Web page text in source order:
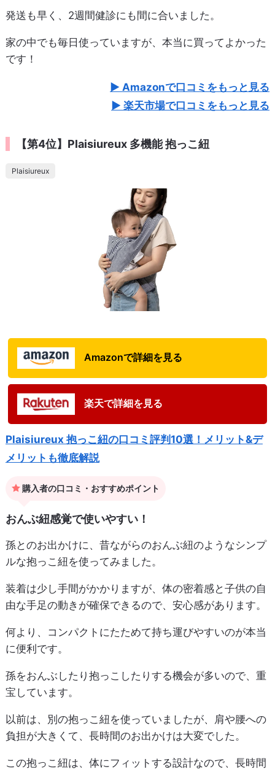
発送も早く、2週間健診にも間に合いました。
家の中でも毎日使っていますが、本当に買ってよかった
です！
Amazonで口コミをもっと見る
楽天市場で口コミをもっと見る
【第4位】Plaisiureux 多機能 抱っこ紐
Plaisiureux
Amazonで詳細を見る
楽天で詳細を見る
Plaisiureux 抱っこ紐の口コミ評判10選！メリット&デ
メリットも徹底解説
購入者の口コミ・おすすめポイント
おんぶ紐感覚で使いやすい！
孫とのお出かけに、昔ながらのおんぶ紐のようなシンプ
ルな抱っこ紐を使ってみました。
装着は少し手間がかかりますが、体の密着感と子供の自
由な手足の動きが確保できるので、安心感があります。
何より、コンパクトにたためて持ち運びやすいのが本当
に便利です。
孫をおんぶしたり抱っこしたりする機会が多いので、重
宝しています。
以前は、別の抱っこ紐を使っていましたが、肩や腰への
負担が大きくて、長時間のお出かけは大変でした。
この抱っこ紐は、体にフィットする設計なので、長時間